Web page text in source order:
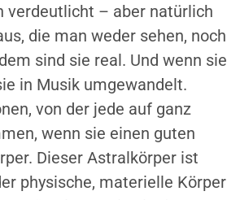
verdeutlicht – aber natürlich
die man weder sehen, noch
sind sie real. Und wenn sie
in Musik umgewandelt.
von der jede auf ganz
wenn sie einen guten
Dieser Astralkörper ist
physische, materielle Körper